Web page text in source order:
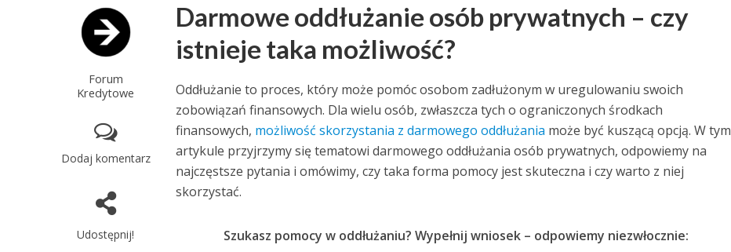
Forum
Kredytowe
Dodaj komentarz
Udostępnij!
Darmowe oddłużanie osób prywatnych – czy
istnieje taka możliwość?
Oddłużanie to proces, który może pomóc osobom zadłużonym w uregulowaniu swoich
zobowiązań finansowych. Dla wielu osób, zwłaszcza tych o ograniczonych środkach
finansowych, możliwość skorzystania z darmowego oddłużania może być kuszącą opcją. W tym
artykule przyjrzymy się tematowi darmowego oddłużania osób prywatnych, odpowiemy na
najczęstsze pytania i omówimy, czy taka forma pomocy jest skuteczna i czy warto z niej
skorzystać.
Szukasz pomocy w oddłużaniu? Wypełnij wniosek – odpowiemy niezwłocznie: